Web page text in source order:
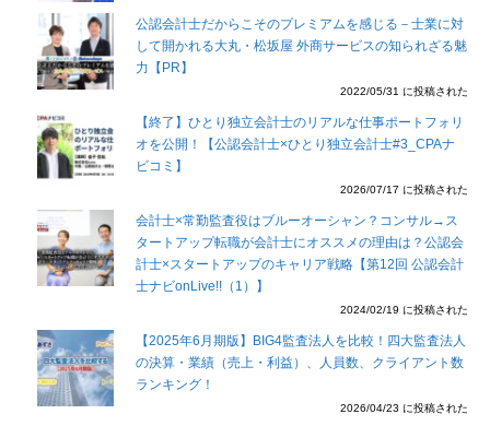
公認会計士だからこそのプレミアムを感じる－士業に対
して開かれる大丸・松坂屋 外商サービスの知られざる魅
力【PR】
2022/05/31 に投稿された
【終了】ひとり独立会計士のリアルな仕事ポートフォリ
オを公開！【公認会計士×ひとり独立会計士#3_CPAナ
ビコミ】
2026/07/17 に投稿された
会計士×常勤監査役はブルーオーシャン？コンサル→ス
タートアップ転職が会計士にオススメの理由は？公認会
計士×スタートアップのキャリア戦略【第12回 公認会計
士ナビonLive!!（1）】
2024/02/19 に投稿された
【2025年6月期版】BIG4監査法人を比較！四大監査法人
の決算・業績（売上・利益）、人員数、クライアント数
ランキング！
2026/04/23 に投稿された